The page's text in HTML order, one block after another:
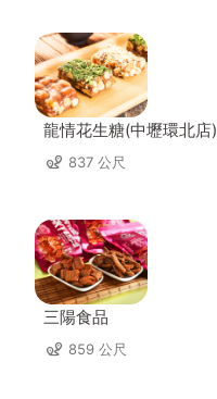
龍情花生糖(中壢環北店)
837 公尺
三陽食品
859 公尺